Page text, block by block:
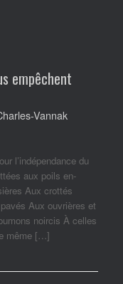
empêchent
Vannak
l’indépendance du
aux poils en-
Aux crottés
Aux ouvrières et
noircis À celles
même […]